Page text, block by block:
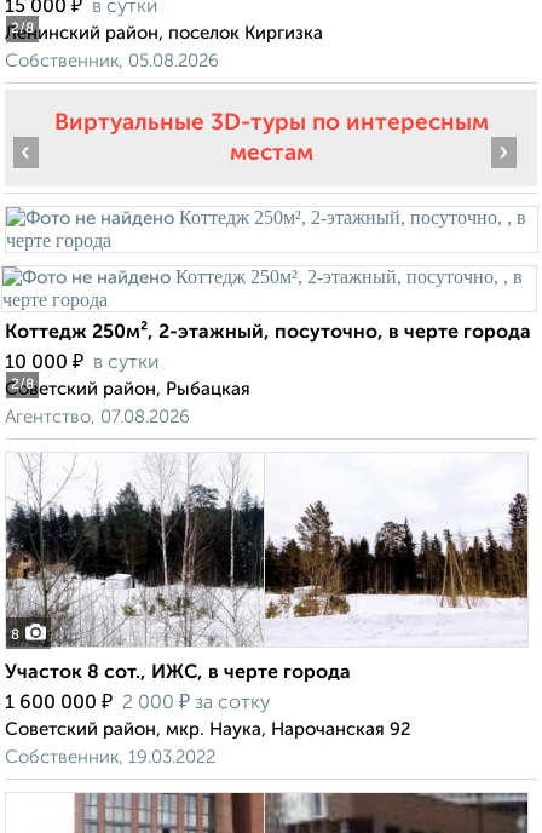
2/8
15 000 ₽ в сутки
Ленинский район, поселок Киргизка
Собственник, 05.08.2026
Виртуальные 3D-туры по интересным
местам
2/8
‹ ›
Коттедж 250м², 2-этажный, посуточно, в черте города
10 000 ₽ в сутки
Советский район, Рыбацкая
Агентство, 07.08.2026
8
Участок 8 сот., ИЖС, в черте города
1 600 000 ₽ 2 000 ₽ за сотку
Советский район, мкр. Наука, Нарочанская 92
Собственник, 19.03.2022